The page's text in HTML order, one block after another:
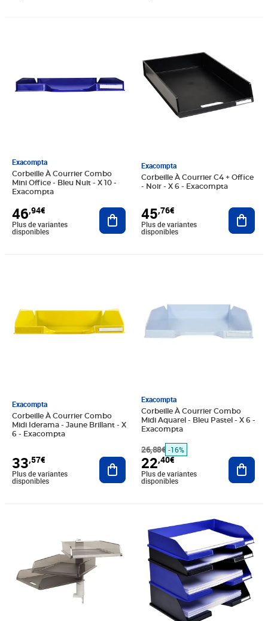
Exacompta
Corbeille À Courrier Combo
Mini Office - Bleu Nuit - X 10 -
Exacompta
46,94€
Plus de variantes
disponibles
Ajouter au panier
Exacompta
Corbeille À Courrier C4 + Office
- Noir - X 6 - Exacompta
45,76€
Plus de variantes
disponibles
Exacompta
Corbeille À Courrier Combo
Midi Iderama - Jaune Brillant - X
6 - Exacompta
33,57€
Plus de variantes
disponibles
Ajouter au panier
Exacompta
Corbeille À Courrier Combo
Midi Aquarel - Bleu Pastel - X 6 -
Exacompta
26,88€ -16%
22,40€
Plus de variantes
disponibles